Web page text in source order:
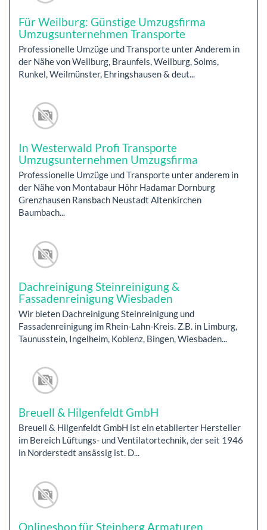
Für Weilburg: Günstige Umzugsfirma
Umzugsunternehmen Transporte
Professionelle Umzüge und Transporte unter Anderem in
der Nähe von Weilburg, Braunfels, Weilburg, Solms,
Runkel, Weilmünster, Ehringshausen & deut...
In Westerwald Profi Transporte
Umzugsunternehmen Umzugsfirma
Professionelle Umzüge und Transporte unter anderem in
der Nähe von Montabaur Höhr Hadamar Dornburg
Grenzhausen Ransbach Neustadt Altenkirchen
Baumbach...
Dachreinigung Steinreinigung &
Fassadenreinigung Wiesbaden
Wir bieten Dachreinigung Steinreinigung und
Fassadenreinigung im Rhein-Lahn-Kreis. Z.B. in Limburg,
Taunusstein, Ingelheim, Koblenz, Bingen, Wiesbaden...
Breuell & Hilgenfeldt GmbH
Breuell & Hilgenfeldt GmbH ist ein etablierter Hersteller
im Bereich Lüftungs- und Ventilatortechnik, der seit 1946
in Norderstedt ansässig ist. D...
Onlineshop für Steinberg Armaturen